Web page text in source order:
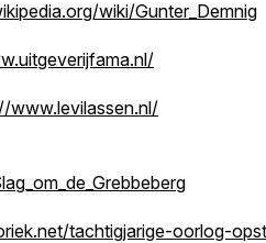
wiki/Gunter_Demnig
www.levilassen.nl/
tachtigjarige-oorlog-